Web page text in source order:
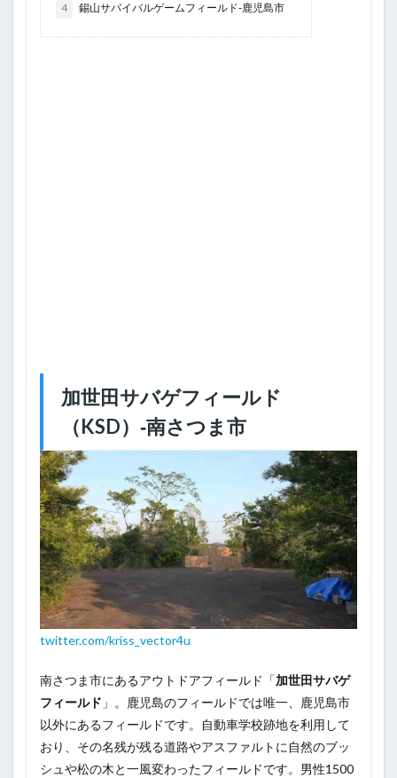
4 錫山サバイバルゲームフィールド‐鹿児島市
加世田サバゲフィールド
（KSD）‐南さつま市
twitter.com/kriss_vector4u
南さつま市にあるアウトドアフィールド「加世田サバゲ
フィールド 」。鹿児島のフィールドでは唯一、鹿児島市
以外にあるフィールドです。自動車学校跡地を利用して
おり、その名残が残る道路やアスファルトに自然のブッ
シュや松の木と一風変わったフィールドです。男性1500